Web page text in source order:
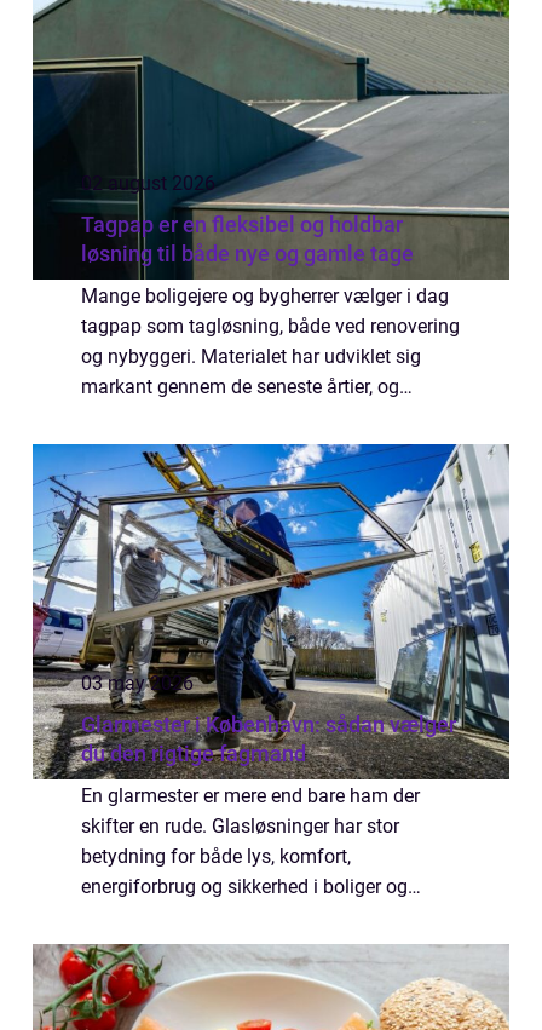
02 august 2026
Tagpap er en fleksibel og holdbar
løsning til både nye og gamle tage
Mange boligejere og bygherrer vælger i dag
tagpap som tagløsning, både ved renovering
og nybyggeri. Materialet har udviklet sig
markant gennem de seneste årtier, og
æstetisk end ...
03 may 2026
Glarmester i København: sådan vælger
du den rigtige fagmand
En glarmester er mere end bare ham der
skifter en rude. Glasløsninger har stor
betydning for både lys, komfort,
energiforbrug og sikkerhed i boliger og
og mange ældre eje...